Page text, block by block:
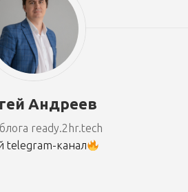
Андреев
ready.2hr.tech
telegram-канал